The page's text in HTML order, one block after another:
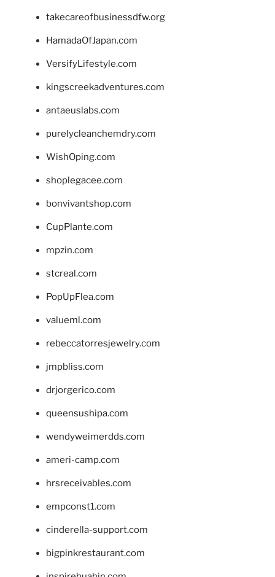
takecareofbusinessdfw.org
HamadaOfJapan.com
VersifyLifestyle.com
kingscreekadventures.com
antaeuslabs.com
purelycleanchemdry.com
WishOping.com
shoplegacee.com
bonvivantshop.com
CupPlante.com
mpzin.com
stcreal.com
PopUpFlea.com
valueml.com
rebeccatorresjewelry.com
jmpbliss.com
drjorgerico.com
queensushipa.com
wendyweimerdds.com
ameri-camp.com
hrsreceivables.com
empconst1.com
cinderella-support.com
bigpinkrestaurant.com